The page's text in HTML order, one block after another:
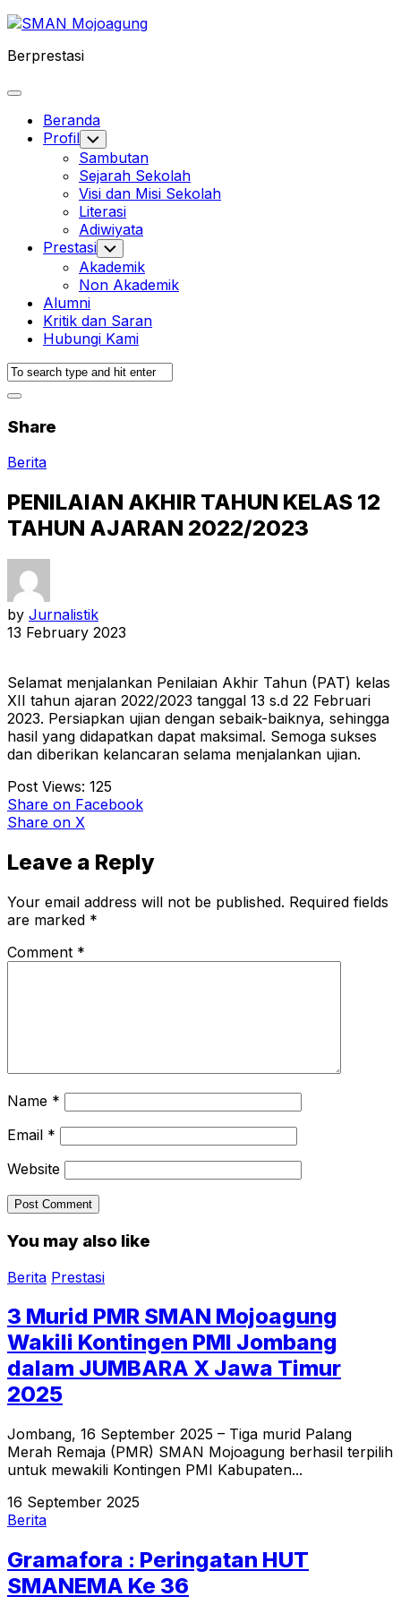
Skip
content
Berprestasi
Expand
Beranda
Profil Toggle
Child
Menu
Sambutan
Sejarah Sekolah
Visi dan Misi Sekolah
Literasi
Adiwiyata
Prestasi Toggle
Child
Menu
Akademik
Non Akademik
Alumni
Kritik dan Saran
Hubungi Kami
Share
Berita
PENILAIAN AKHIR TAHUN KELAS 12
TAHUN AJARAN 2022/2023
by Jurnalistik
13 February 2023
Selamat menjalankan Penilaian Akhir Tahun (PAT) kelas
XII tahun ajaran 2022/2023 tanggal 13 s.d 22 Februari
2023. Persiapkan ujian dengan sebaik-baiknya, sehingga
hasil yang didapatkan dapat maksimal. Semoga sukses
dan diberikan kelancaran selama menjalankan ujian.
Post Views: 125
Share on Facebook
Share on X
Leave a Reply
Your email address will not be published. Required fields
are marked *
Comment *
Name *
Email *
Website
You may also like
Berita Prestasi
3 Murid PMR SMAN Mojoagung
Wakili Kontingen PMI Jombang
dalam JUMBARA X Jawa Timur
2025
Jombang, 16 September 2025 – Tiga murid Palang
Merah Remaja (PMR) SMAN Mojoagung berhasil terpilih
untuk mewakili Kontingen PMI Kabupaten...
16 September 2025
Berita
Gramafora : Peringatan HUT
SMANEMA Ke 36